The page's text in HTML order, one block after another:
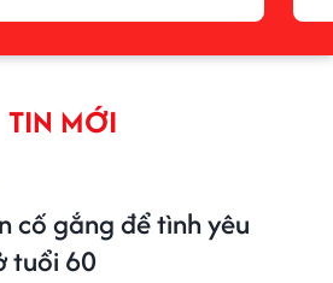
TIN MỚI
cố gắng để tình yêu
tuổi 60